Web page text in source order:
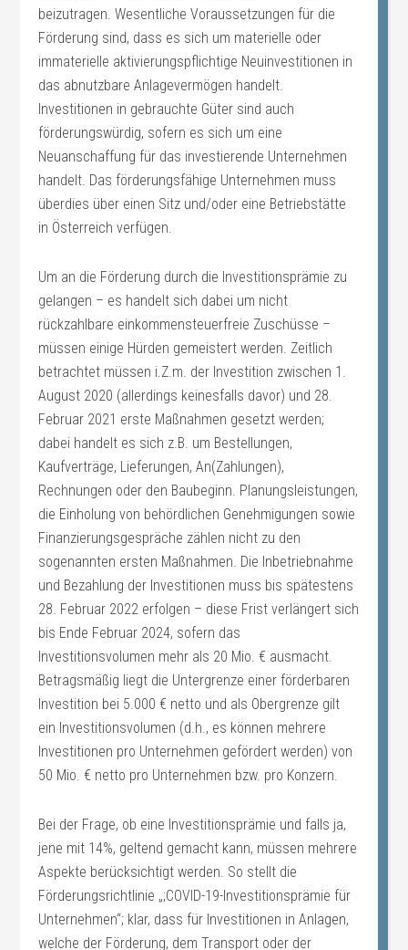
beizutragen. Wesentliche Voraussetzungen für die
Förderung sind, dass es sich um materielle oder
immaterielle aktivierungspflichtige Neuinvestitionen in
das abnutzbare Anlagevermögen handelt.
Investitionen in gebrauchte Güter sind auch
förderungswürdig, sofern es sich um eine
Neuanschaffung für das investierende Unternehmen
handelt. Das förderungsfähige Unternehmen muss
überdies über einen Sitz und/oder eine Betriebstätte
in Österreich verfügen.
Um an die Förderung durch die Investitionsprämie zu
gelangen – es handelt sich dabei um nicht
rückzahlbare einkommensteuerfreie Zuschüsse –
müssen einige Hürden gemeistert werden. Zeitlich
betrachtet müssen i.Z.m. der Investition zwischen 1.
August 2020 (allerdings keinesfalls davor) und 28.
Februar 2021 erste Maßnahmen gesetzt werden;
dabei handelt es sich z.B. um Bestellungen,
Kaufverträge, Lieferungen, An(Zahlungen),
Rechnungen oder den Baubeginn. Planungsleistungen,
die Einholung von behördlichen Genehmigungen sowie
Finanzierungsgespräche zählen nicht zu den
sogenannten ersten Maßnahmen. Die Inbetriebnahme
und Bezahlung der Investitionen muss bis spätestens
28. Februar 2022 erfolgen – diese Frist verlängert sich
bis Ende Februar 2024, sofern das
Investitionsvolumen mehr als 20 Mio. € ausmacht.
Betragsmäßig liegt die Untergrenze einer förderbaren
Investition bei 5.000 € netto und als Obergrenze gilt
ein Investitionsvolumen (d.h., es können mehrere
Investitionen pro Unternehmen gefördert werden) von
50 Mio. € netto pro Unternehmen bzw. pro Konzern.
Bei der Frage, ob eine Investitionsprämie und falls ja,
jene mit 14%, geltend gemacht kann, müssen mehrere
Aspekte berücksichtigt werden. So stellt die
Förderungsrichtlinie „;COVID-19-Investitionsprämie für
Unternehmen“; klar, dass für Investitionen in Anlagen,
welche der Förderung, dem Transport oder der